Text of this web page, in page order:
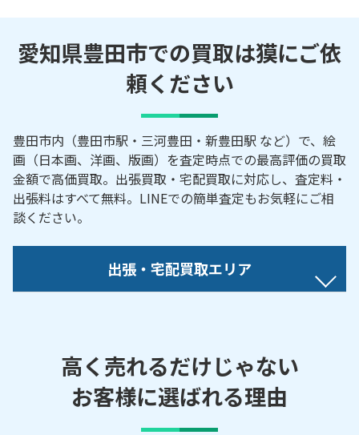
愛知県豊田市での買取は獏にご依
頼ください
豊田市内（豊田市駅・三河豊田・新豊田駅 など）で、絵
画（日本画、洋画、版画）を査定時点での最高評価の買取
金額で高価買取。出張買取・宅配買取に対応し、査定料・
出張料はすべて無料。LINEでの簡単査定もお気軽にご相
談ください。
出張・宅配買取エリア
／旭八幡町／浅谷町／安実京町／明賀町／明川町／
足助白山町／足助町／阿蔵町／綾渡町／荒井町／蘭
町／有間町／伊熊町／池島町／池田町／生駒町／一
色町／石畳町／石飛町／石野町／泉町／市木町／市
高く売れるだけじゃない
お客様に選ばれる理由